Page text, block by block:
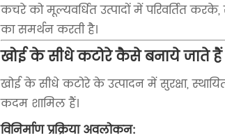
कचरे को मूल्यवर्धित उत्पादों में परिवर्तित
का समर्थन करती है।
खोई के सीधे कटोरे कैसे बनाये जाते हैं
खोई के सीधे कटोरे के उत्पादन में सुरक्षा,
कदम शामिल हैं।
विनिर्माण प्रक्रिया अवलोकन: